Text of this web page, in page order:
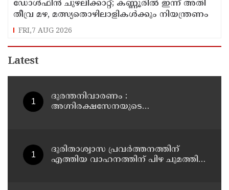
ഡോള്‍ഫിന്‍ ചുഴലിക്കാറ്റ്; കണ്ണൂരിൽ ഇന്ന് അതി
തീവ്ര മഴ, മത്സ്യതൊഴിലാളികൾക്കും നിയന്ത്രണം
FRI,7 AUG 2026
Latest
ദുരന്തനിവാരണം :
അഗ്നിരക്ഷസേനയുടെ
ദുരിതാശ്വാസ പ്രവർത്തനത്തിന്
എത്തിയ വാഹനത്തിന് പിഴ ചുമത്തി;